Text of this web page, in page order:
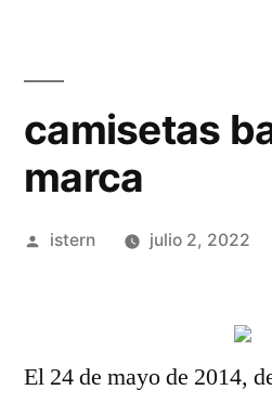
camisetas
marca
Publicado
istern julio 2, 2022
El 24 de mayo de 2014,